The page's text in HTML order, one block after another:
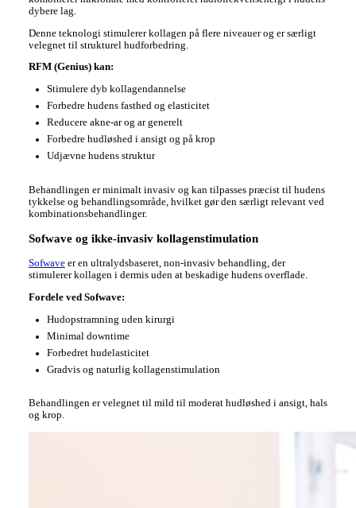
dybere lag.
Denne teknologi stimulerer kollagen på flere niveauer og er særligt
velegnet til strukturel hudforbedring.
RFM (Genius) kan:
Stimulere dyb kollagendannelse
Forbedre hudens fasthed og elasticitet
Reducere akne-ar og ar generelt
Forbedre hudløshed i ansigt og på krop
Udjævne hudens struktur
Behandlingen er minimalt invasiv og kan tilpasses præcist til hudens
tykkelse og behandlingsområde, hvilket gør den særligt relevant ved
kombinationsbehandlinger.
Sofwave og ikke-invasiv kollagenstimulation
Sofwaveer en ultralydsbaseret, non-invasiv behandling, der
stimulerer kollagen i dermis uden at beskadige hudens overflade.
Fordele ved Sofwave:
Hudopstramning uden kirurgi
Minimal downtime
Forbedret hudelasticitet
Gradvis og naturlig kollagenstimulation
Behandlingen er velegnet til mild til moderat hudløshed i ansigt, hals
og krop.